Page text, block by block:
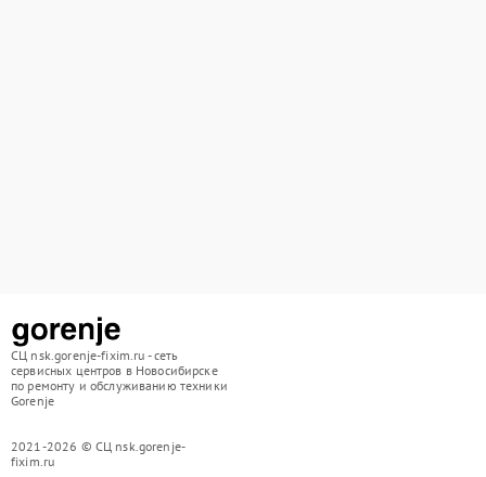
СЦ nsk.gorenje-fixim.ru - сеть
сервисных центров в Новосибирске
по ремонту и обслуживанию техники
Gorenje
2021-2026 © СЦ nsk.gorenje-
fixim.ru